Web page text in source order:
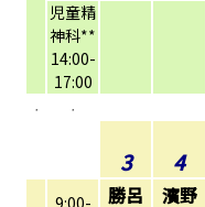
児童精
神科**
14:00-
17:00
* *
3 4
勝呂 濱野